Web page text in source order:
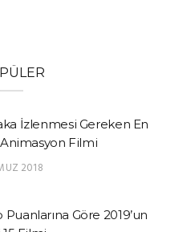
İzlenmesi Gereken En
Animasyon Filmi
2018
Göre 2019’un